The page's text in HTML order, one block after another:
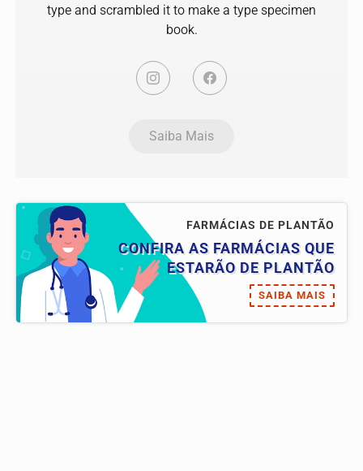
type and scrambled it to make a type specimen
book.
Saiba Mais
FARMÁCIAS DE PLANTÃO
CONFIRA AS FARMÁCIAS QUE
ESTARÃO DE PLANTÃO
SAIBA MAIS